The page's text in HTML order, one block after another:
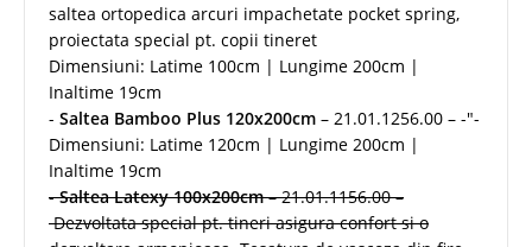
saltea ortopedica arcuri impachetate pocket spring,
proiectata special pt. copii tineret
Dimensiuni: Latime 100cm | Lungime 200cm |
Inaltime 19cm
- Saltea Bamboo Plus 120x200cm – 21.01.1256.00 – -"-
Dimensiuni: Latime 120cm | Lungime 200cm |
Inaltime 19cm
-Saltea Latexy 100x200cm– 21.01.1156.00 –
Dezvoltata special pt. tineri asigura confort si o